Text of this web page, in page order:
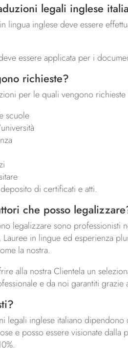
legali inglese
lingua inglese deve essere
essere applicata per i
richieste?
per le quali vengono
scuole
di certificati e atti.
che posso
legalizzare sono professionisti
Lauree in lingue ed esperienza
la nostra.
alla nostra Clientela un
e da noi garantiti
legali inglese italiano
e posso essere visionate